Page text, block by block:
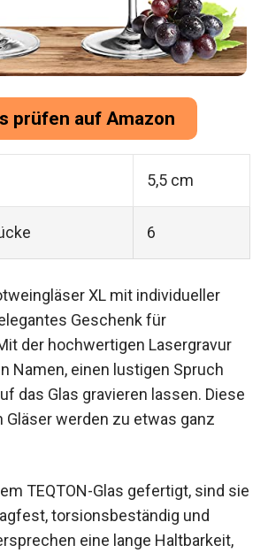
prüfen auf Amazon
5,5 cm
6
XL mit individueller
Geschenk für
der hochwertigen Lasergravur
Namen, einen lustigen Spruch
das Glas gravieren lassen. Diese
Gläser werden zu etwas ganz
TEQTON-Glas gefertigt, sind sie
torsionsbeständig und
eine lange Haltbarkeit,